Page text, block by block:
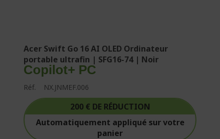
Acer Swift Go 16 AI OLED Ordinateur
portable ultrafin | SFG16-74 | Noir
Copilot+ PC
Réf. NX.JNMEF.006
200 € DE RÉDUCTION
Automatiquement appliqué sur votre
panier